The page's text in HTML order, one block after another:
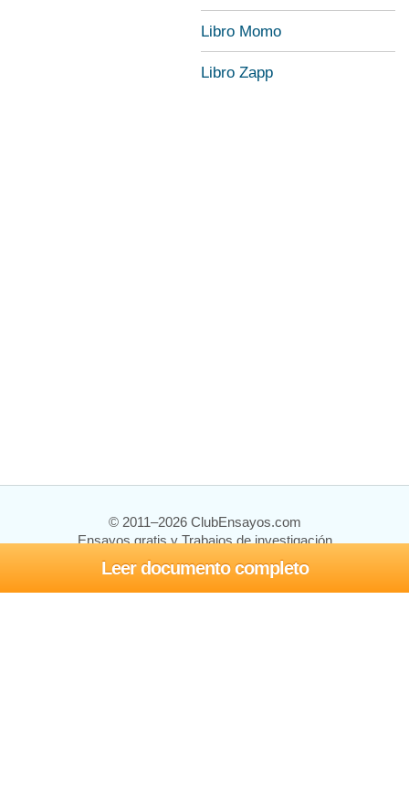
Leer documento completo
Libro Momo
Libro Zapp
© 2011–2026 ClubEnsayos.com
Ensayos gratis y Trabajos de investigación